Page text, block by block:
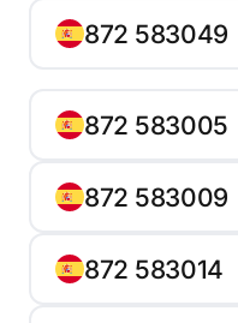
872 583049
872 583005
872 583009
872 583014